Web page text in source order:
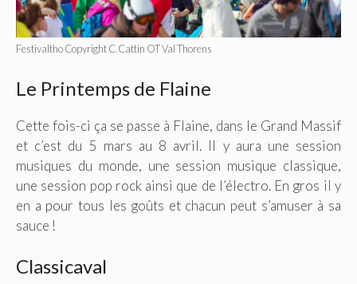
Festivaltho Copyright C.Cattin OT Val Thorens
Le Printemps de Flaine
Cette fois-ci ça se passe à Flaine, dans le Grand Massif
et c’est du 5 mars au 8 avril. Il y aura une session
musiques du monde, une session musique classique,
une session pop rock ainsi que de l’électro. En gros il y
en a pour tous les goûts et chacun peut s’amuser à sa
sauce !
Classicaval